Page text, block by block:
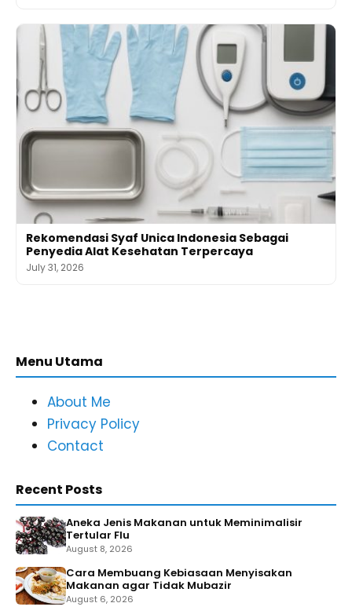
Rekomendasi Syaf Unica Indonesia Sebagai
Penyedia Alat Kesehatan Terpercaya
July 31, 2026
Menu Utama
About Me
Privacy Policy
Contact
Recent Posts
Aneka Jenis Makanan untuk Meminimalisir
Tertular Flu
August 8, 2026
Cara Membuang Kebiasaan Menyisakan
Makanan agar Tidak Mubazir
August 6, 2026